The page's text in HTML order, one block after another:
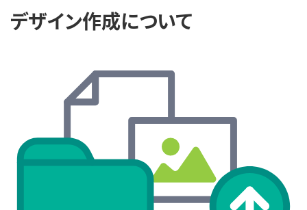
デザイン作成について